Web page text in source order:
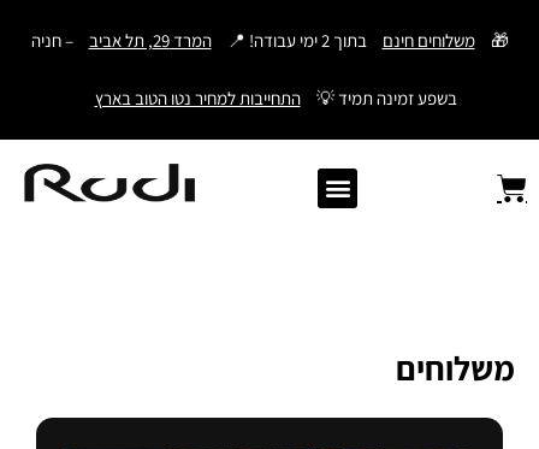
דילוג
🎁 משלוחים חינם בתוך 2 ימי עבודה! 📍 המרד 29, תל אביב – חניה
בשפע זמינה תמיד 💡 התחייבות למחיר נטו הטוב בארץ
משלוחים